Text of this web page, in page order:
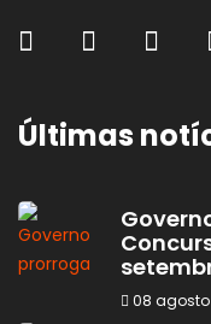
Últimas
08 agosto